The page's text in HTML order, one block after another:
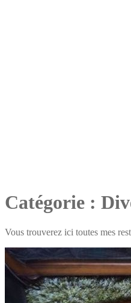
Catégorie :
Vous trouverez ici toutes mes